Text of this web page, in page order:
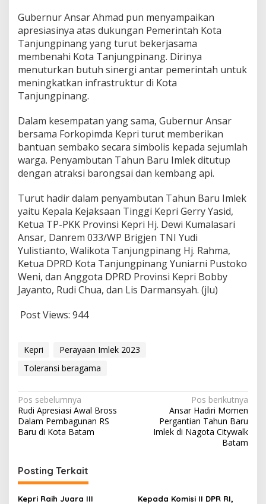
Gubernur Ansar Ahmad pun menyampaikan
apresiasinya atas dukungan Pemerintah Kota
Tanjungpinang yang turut bekerjasama
membenahi Kota Tanjungpinang. Dirinya
menuturkan butuh sinergi antar pemerintah untuk
meningkatkan infrastruktur di Kota
Tanjungpinang.
Dalam kesempatan yang sama, Gubernur Ansar
bersama Forkopimda Kepri turut memberikan
bantuan sembako secara simbolis kepada sejumlah
warga. Penyambutan Tahun Baru Imlek ditutup
dengan atraksi barongsai dan kembang api.
Turut hadir dalam penyambutan Tahun Baru Imlek
yaitu Kepala Kejaksaan Tinggi Kepri Gerry Yasid,
Ketua TP-PKK Provinsi Kepri Hj. Dewi Kumalasari
Ansar, Danrem 033/WP Brigjen TNI Yudi
Yulistianto, Walikota Tanjungpinang Hj. Rahma,
Ketua DPRD Kota Tanjungpinang Yuniarni Pustoko
Weni, dan Anggota DPRD Provinsi Kepri Bobby
Jayanto, Rudi Chua, dan Lis Darmansyah. (jlu)
Post Views: 944
Kepri
Perayaan Imlek 2023
Toleransi beragama
N
a
v
g
a
Pos sebelumnya
Rudi Apresiasi Awal Bross
Dalam Pembagunan RS
Baru di Kota Batam
Pos berikutnya
Ansar Hadiri Momen
Pergantian Tahun Baru
Imlek di Nagota Citywalk
Batam
Posting Terkait
Kepri Raih Juara III Kepada Komisi II DPR RI,